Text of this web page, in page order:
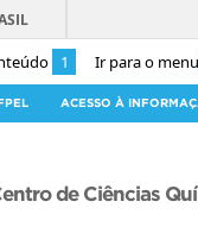
1 Ir para o menu
ACESSO À
de Ciências